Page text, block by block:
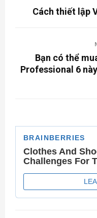
Cách thiết lập
Bạn có thể
Professional 6